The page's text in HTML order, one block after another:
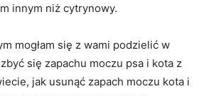
innym niż cytrynowy.
mogłam się z wami podzielić w
się zapachu moczu psa i kota z
jak usunąć zapach moczu kota i